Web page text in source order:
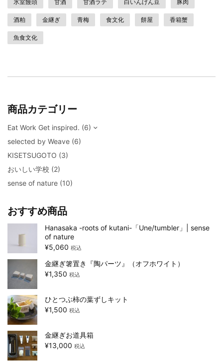
氷室饅頭 甘酒 甘酒ラテ 白いんげん豆 豚肉
酒粕 金継ぎ 青梅 食文化 餅屋 香箱蟹
魚食文化
商品カテゴリー
Eat Work Get inspired. (6)
selected by Weave (6)
KISETSUGOTO (3)
おいしい学校 (2)
sense of nature (10)
おすすめ商品
Hanasaka -roots of kutani-「Une/tumbler」| sense
of nature
¥5,060 税込
金継ぎ箸置き『陶パーツ』（オフホワイト）
¥1,350 税込
ひとつぶ柿の葉ずしキット
¥1,500 税込
金継ぎお道具箱
¥13,000 税込